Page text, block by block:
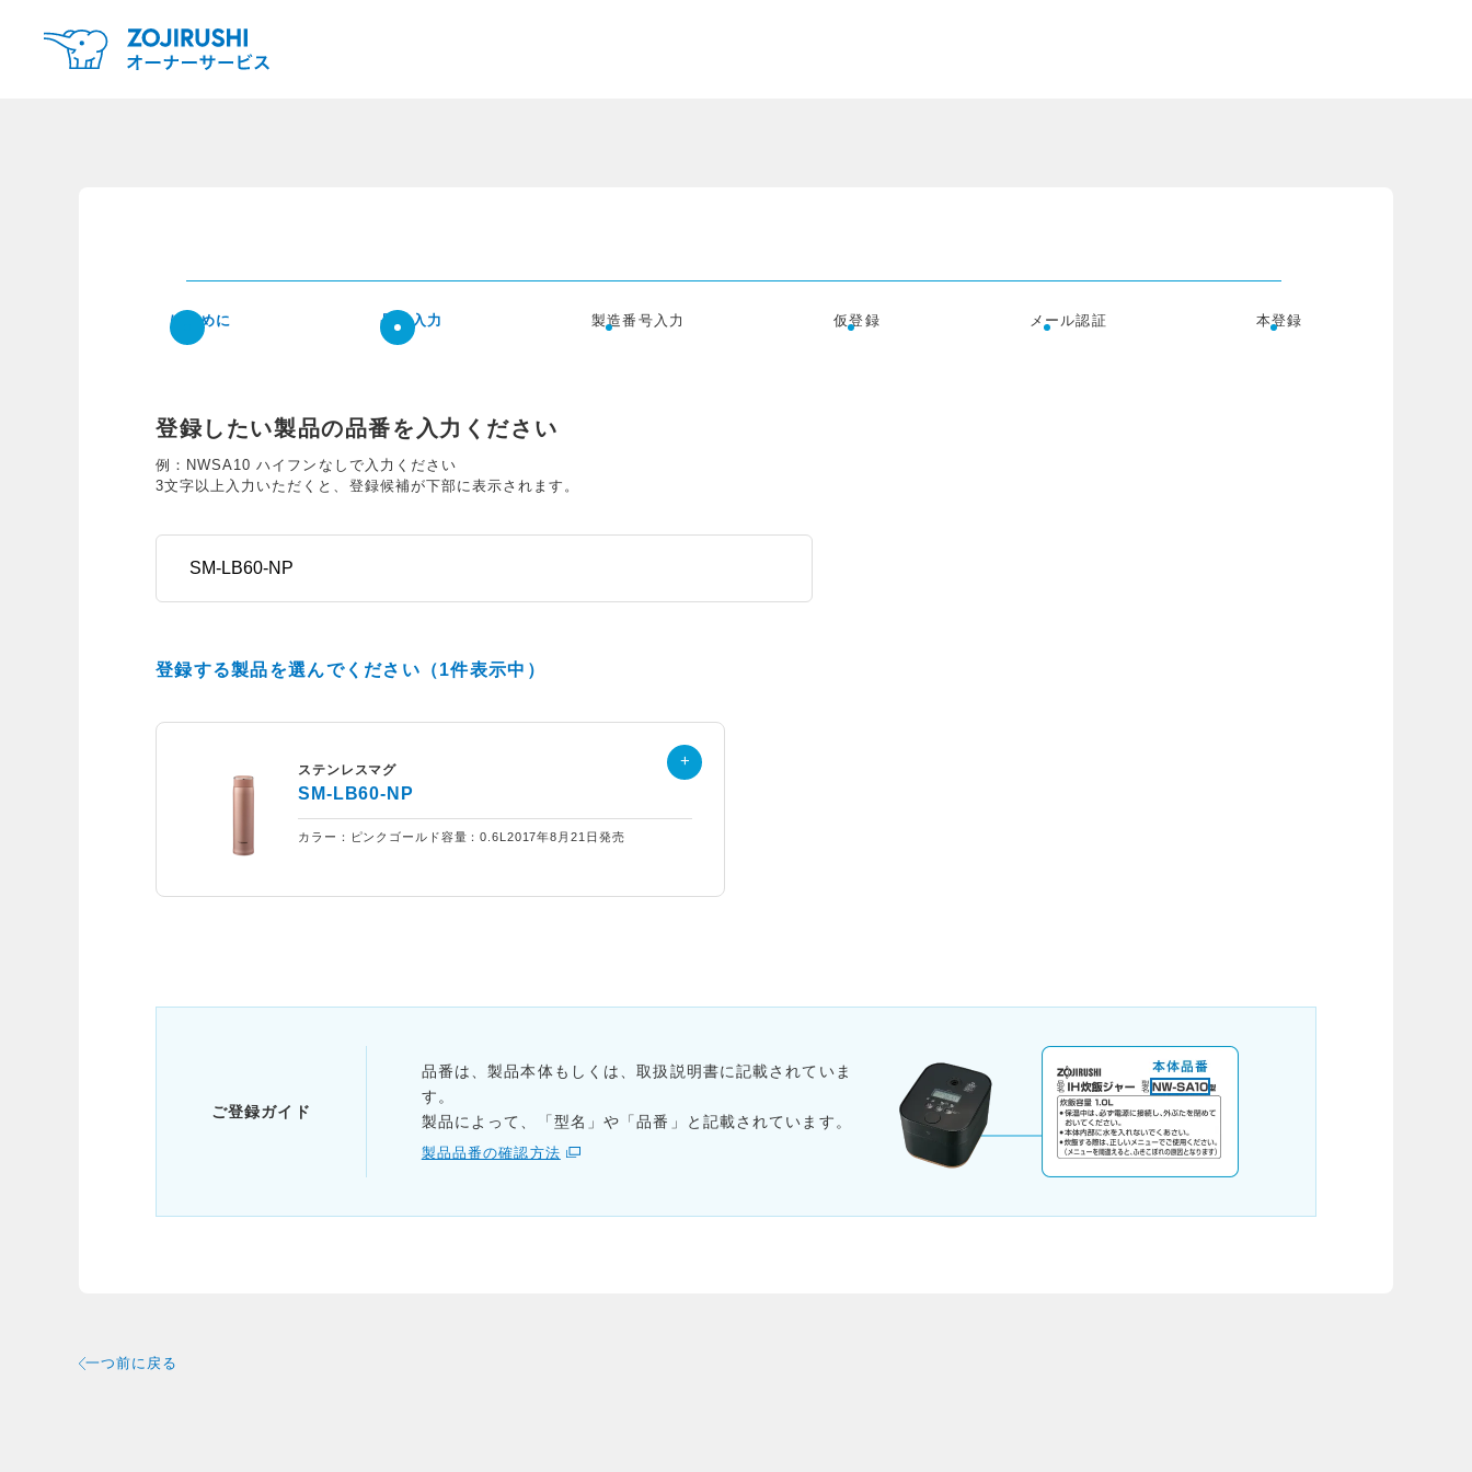
はじめに 品番入力 製造番号入力 仮登録 メール認証 本登録
登録したい製品の品番を入力ください
例：NWSA10 ハイフンなしで入力ください
3文字以上入力いただくと、登録候補が下部に表示されます。
登録する製品を選んでください（1件表示中）
ステンレスマグ
SM-LB60-NP
カラー：ピンクゴールド容量：0.6L 2017年8月21日発売
ご登録ガイド
品番は、製品本体もしくは、取扱説明書に記載されていま
す。
製品によって、「型名」や「品番」と記載されています。
製品品番の確認方法
一つ前に戻る